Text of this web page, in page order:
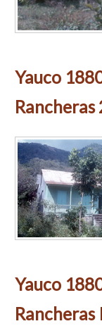
Yauco
Rancheras
Yauco